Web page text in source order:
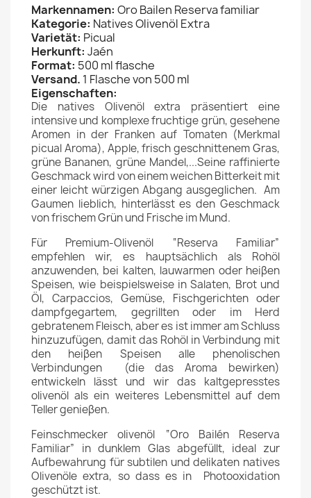
Markennamen: Oro Bailen Reserva familiar
Kategorie: Natives Olivenöl Extra
Varietät: Picual
Herkunft: Jaén
Format: 500 ml flasche
Versand. 1 Flasche von 500 ml
Eigenschaften:
Die natives Olivenöl extra präsentiert eine
intensive und komplexe fruchtige grün, gesehene
Aromen in der Franken auf Tomaten (Merkmal
picual Aroma), Apple, frisch geschnittenem Gras,
grüne Bananen, grüne Mandel,...Seine raffinierte
Geschmack wird von einem weichen Bitterkeit mit
einer leicht würzigen Abgang ausgeglichen. Am
Gaumen lieblich, hinterlässt es den Geschmack
von frischem Grün und Frische im Mund.
Für Premium-Olivenöl “Reserva Familiar”
empfehlen wir, es hauptsächlich als Rohöl
anzuwenden, bei kalten, lauwarmen oder heiβen
Speisen, wie beispielsweise in Salaten, Brot und
Öl, Carpaccios, Gemüse, Fischgerichten oder
dampfgegartem, gegrillten oder im Herd
gebratenem Fleisch, aber es ist immer am Schluss
hinzuzufügen, damit das Rohöl in Verbindung mit
den heiβen Speisen alle phenolischen
Verbindungen (die das Aroma bewirken)
entwickeln lässt und wir das kaltgepresstes
olivenöl als ein weiteres Lebensmittel auf dem
Teller genieβen.
Feinschmecker olivenöl “Oro Bailén Reserva
Familiar” in dunklem Glas abgefüllt, ideal zur
Aufbewahrung für subtilen und delikaten natives
Olivenöle extra, so dass es in Photooxidation
geschützt ist.